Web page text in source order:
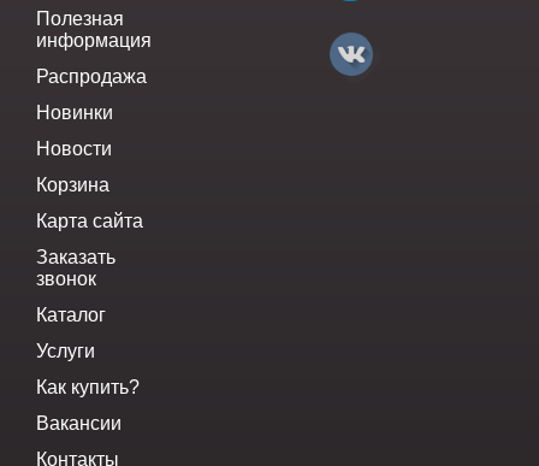
Полезная
информация
Распродажа
Новинки
Новости
Корзина
Карта сайта
Заказать
звонок
Каталог
Услуги
Как купить?
Вакансии
Контакты